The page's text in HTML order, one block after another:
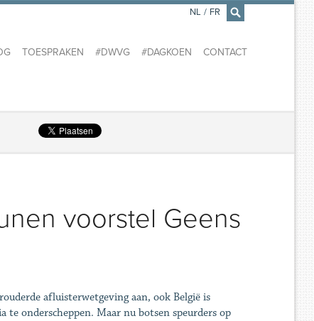
×
TOESPRAKEN #DWVG #DAGKOEN CONTACT
NL / FR
voorstel Geens
afluisterwetgeving aan, ook België is
te onderscheppen. Maar nu botsen speurders op